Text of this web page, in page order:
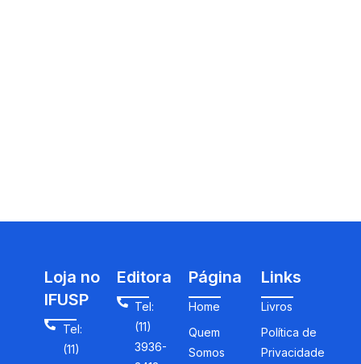
Loja no
IFUSP
Tel:
(11)
Editora
Tel:
(11)
3936-
Página
Home
Quem
Somos
Links
Livros
Política de
Privacidade